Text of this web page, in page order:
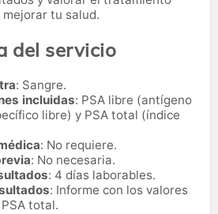
tu salud.
del servicio
: Sangre.
incluidas: PSA libre (antígeno
libre) y PSA total (índice
: No requiere.
: No necesaria.
: 4 días laborables.
: Informe con los valores
total.